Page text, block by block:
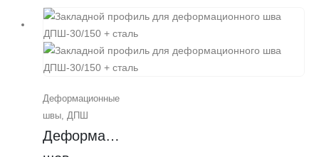
строительстве
дорог и паркингов.
Общая ширина
строительного шва
закладывается под
финишное
покрытие
толщиной 30 мм.
Деформационные
швы ДПШ
Деформационный